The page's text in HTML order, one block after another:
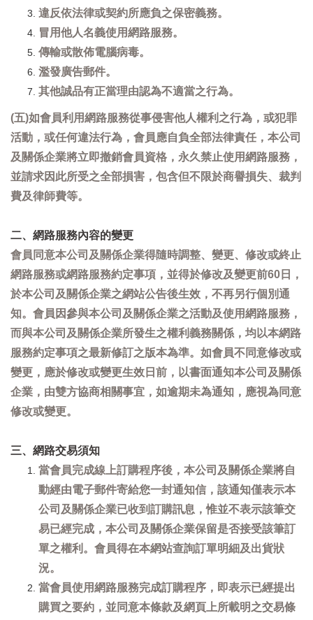
違反依法律或契約所應負之保密義務。
冒用他人名義使用網路服務。
傳輸或散佈電腦病毒。
濫發廣告郵件。
其他誠品有正當理由認為不適當之行為。
(五)如會員利用網路服務從事侵害他人權利之行為，或犯罪
活動，或任何違法行為，會員應自負全部法律責任，本公司
及關係企業將立即撤銷會員資格，永久禁止使用網路服務，
並請求因此所受之全部損害，包含但不限於商譽損失、裁判
費及律師費等。
二、網路服務內容的變更
會員同意本公司及關係企業得隨時調整、變更、修改或終止
網路服務或網路服務約定事項，並得於修改及變更前60日，
於本公司及關係企業之網站公告後生效，不再另行個別通
知。會員因參與本公司及關係企業之活動及使用網路服務，
而與本公司及關係企業所發生之權利義務關係，均以本網路
服務約定事項之最新修訂之版本為準。如會員不同意修改或
變更，應於修改或變更生效日前，以書面通知本公司及關係
企業，由雙方協商相關事宜，如逾期未為通知，應視為同意
修改或變更。
三、網路交易須知
當會員完成線上訂購程序後，本公司及關係企業將自
動經由電子郵件寄給您一封通知信，該通知僅表示本
公司及關係企業已收到訂購訊息，惟並不表示該筆交
易已經完成，本公司及關係企業保留是否接受該筆訂
單之權利。會員得在本網站查詢訂單明細及出貨狀
況。
當會員使用網路服務完成訂購程序，即表示已經提出
購買之要約，並同意本條款及網頁上所載明之交易條